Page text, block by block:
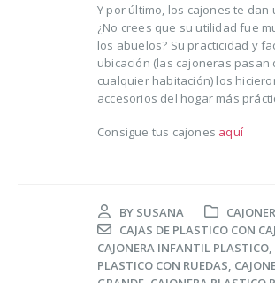
Y por último, los cajones te dan
¿No crees que su utilidad fue
los abuelos? Su practicidad y
ubicación (las cajoneras pasan
cualquier habitación) los
accesorios del hogar más
Consigue tus cajones aquí
BY SUSANA
CAJAS DE PLASTICO CON
CAJONERA INFANTIL PLASTICO,
PLASTICO CON RUEDAS,